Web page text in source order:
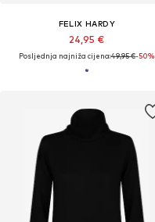
FELIX HARDY
24,95 €
Posljednja najniža cijena:49,95 €-50%